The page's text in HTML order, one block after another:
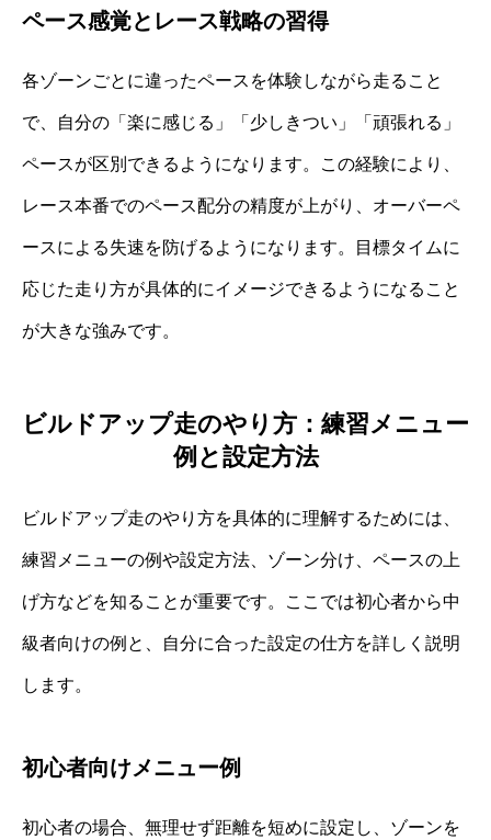
ペース感覚とレース戦略の習得
各ゾーンごとに違ったペースを体験しながら走ること
で、自分の「楽に感じる」「少しきつい」「頑張れる」
ペースが区別できるようになります。この経験により、
レース本番でのペース配分の精度が上がり、オーバーペ
ースによる失速を防げるようになります。目標タイムに
応じた走り方が具体的にイメージできるようになること
が大きな強みです。
ビルドアップ走のやり方：練習メニュー
例と設定方法
ビルドアップ走のやり方を具体的に理解するためには、
練習メニューの例や設定方法、ゾーン分け、ペースの上
げ方などを知ることが重要です。ここでは初心者から中
級者向けの例と、自分に合った設定の仕方を詳しく説明
します。
初心者向けメニュー例
初心者の場合、無理せず距離を短めに設定し、ゾーンを